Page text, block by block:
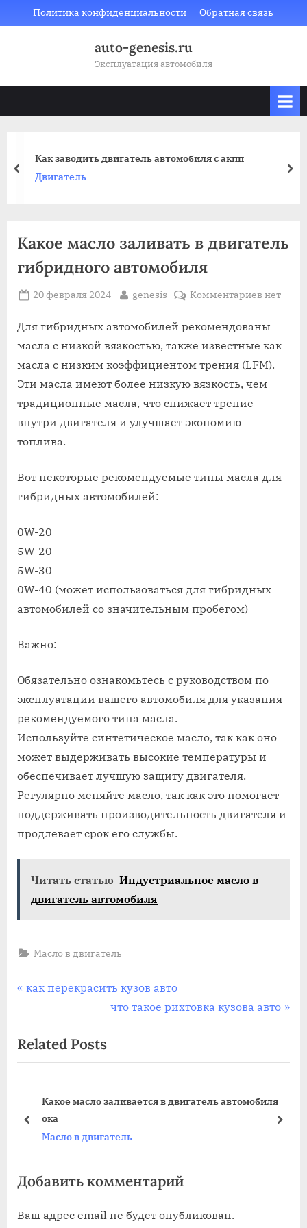
to
Политика конфиденциальности Обратная связь
auto-genesis.ru
Эксплуатация автомобиля
Как заводить двигатель автомобиля с акпп
Двигатель
prev
Какое масло заливать в двигатель
гибридного автомобиля
Posted
20 февраля 2024 By
genesis Комментариевк
Какое
масло
в
нет
Для гибридных автомобилей рекомендованы
масла с низкой вязкостью, также известные как
масла с низким коэффициентом трения (LFM).
Эти масла имеют более низкую вязкость, чем
традиционные масла, что снижает трение
внутри двигателя и улучшает экономию
топлива.
Вот некоторые рекомендуемые типы масла для
гибридных автомобилей:
0W-20
5W-20
5W-30
0W-40 (может использоваться для гибридных
автомобилей со значительным пробегом)
Важно:
Обязательно ознакомьтесь с руководством по
эксплуатации вашего автомобиля для указания
рекомендуемого типа масла.
Используйте синтетическое масло, так как оно
может выдерживать высокие температуры и
обеспечивает лучшую защиту двигателя.
Регулярно меняйте масло, так как это помогает
поддерживать производительность двигателя и
продлевает срок его службы.
Читать статью Индустриальное масло в
двигатель автомобиля
Масло в двигатель
Навигация
записям
P
v
i
s
s
:
как перекрасить кузов авто
N
t
o
t
что такое рихтовка кузова авто
Related Posts
Какое масло заливается в двигатель автомобиля
ока
Масло в двигатель
prev next
Добавить комментарий
Ваш адрес email не будет опубликован.